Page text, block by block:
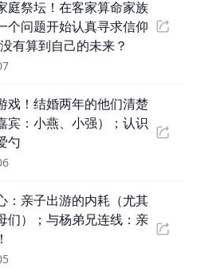
庭祭坛！在客家算命家族
个问题开始认真寻求信仰
有算到自己的未来？
戏！结婚两年的他们清楚
宾：小燕、小强）；认识
勺
：亲子出游的内耗（尤其
们）；与杨弟兄连线：亲